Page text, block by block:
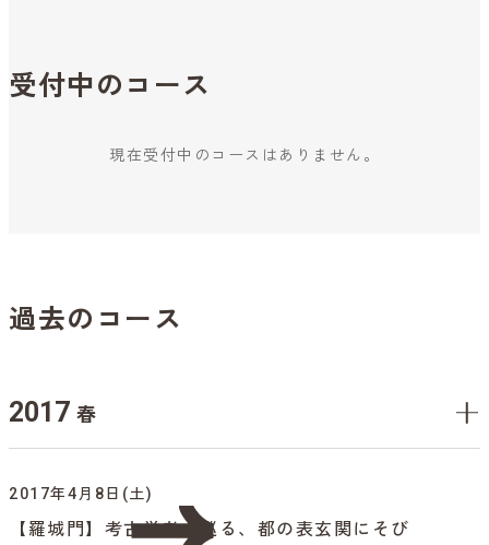
受付中のコース
現在受付中のコースはありません。
過去のコース
2017 春
2017年4月8日(土)
【羅城門】考古学者と巡る、都の表玄関にそび